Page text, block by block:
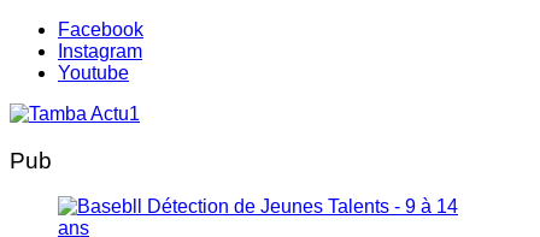
Aller
contenu
Facebook
Instagram
Youtube
Pub